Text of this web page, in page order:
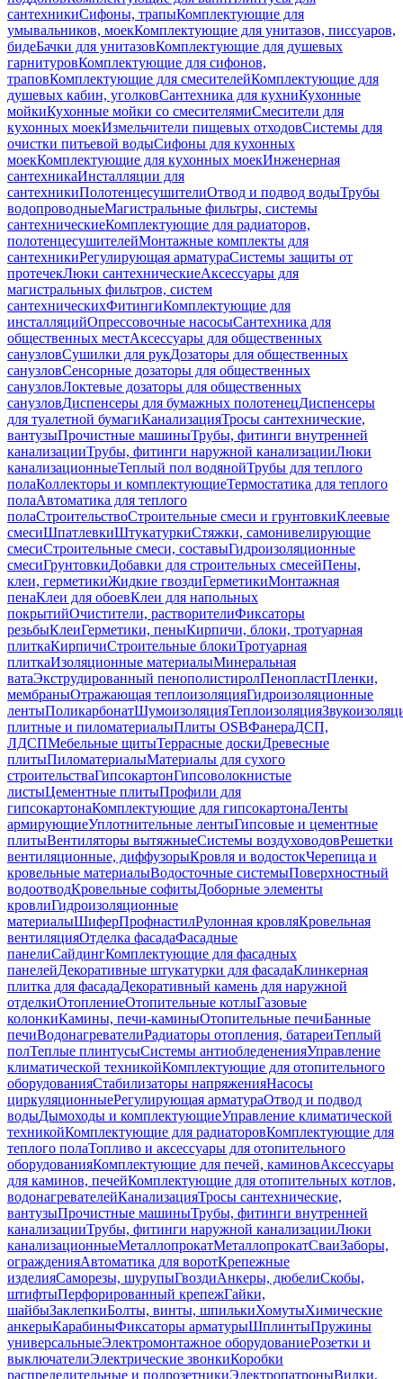
сантехникиСифоны, трапыКомплектующие для
умывальников, моекКомплектующие для унитазов, писсуаров,
бидеБачки для унитазовКомплектующие для душевых
гарнитуровКомплектующие для сифонов,
траповКомплектующие для смесителейКомплектующие для
душевых кабин, уголковСантехника для кухниКухонные
мойкиКухонные мойки со смесителямиСмесители для
кухонных моекИзмельчители пищевых отходовСистемы для
очистки питьевой водыСифоны для кухонных
моекКомплектующие для кухонных моекИнженерная
сантехникаИнсталляции для
сантехникиПолотенцесушителиОтвод и подвод водыТрубы
водопроводныеМагистральные фильтры, системы
сантехническиеКомплектующие для радиаторов,
полотенцесушителейМонтажные комплекты для
сантехникиРегулирующая арматураСистемы защиты от
протечекЛюки сантехническиеАксессуары для
магистральных фильтров, систем
сантехническихФитингиКомплектующие для
инсталляцийОпрессовочные насосыСантехника для
общественных местАксессуары для общественных
санузловСушилки для рукДозаторы для общественных
санузловСенсорные дозаторы для общественных
санузловЛоктевые дозаторы для общественных
санузловДиспенсеры для бумажных полотенецДиспенсеры
для туалетной бумагиКанализацияТросы сантехнические,
вантузыПрочистные машиныТрубы, фитинги внутренней
канализацииТрубы, фитинги наружной канализацииЛюки
канализационныеТеплый пол водянойТрубы для теплого
полаКоллекторы и комплектующиеТермостатика для теплого
полаАвтоматика для теплого
полаСтроительствоСтроительные смеси и грунтовкиКлеевые
смесиШпатлевкиШтукатуркиСтяжки, самонивелирующие
смесиСтроительные смеси, составыГидроизоляционные
смесиГрунтовкиДобавки для строительных смесейПены,
клеи, герметикиЖидкие гвоздиГерметикиМонтажная
пенаКлеи для обоевКлеи для напольных
покрытийОчистители, растворителиФиксаторы
резьбыКлеиГерметики, пеныКирпичи, блоки, тротуарная
плиткаКирпичиСтроительные блокиТротуарная
плиткаИзоляционные материалыМинеральная
ватаЭкструдированный пенополистиролПенопластПленки,
мембраныОтражающая теплоизоляцияГидроизоляционные
лентыПоликарбонатШумоизоляцияТеплоизоляция
плитные и пиломатериалыПлиты OSBФанераДСП,
ЛДСПМебельные щитыТеррасные доскиДревесные
плитыПиломатериалыМатериалы для сухого
строительстваГипсокартонГипсоволокнистые
листыЦементные плитыПрофили для
гипсокартонаКомплектующие для гипсокартонаЛенты
армирующиеУплотнительные лентыГипсовые и цементные
плитыВентиляторы вытяжныеСистемы воздуховодовРешетки
вентиляционные, диффузорыКровля и водостокЧерепица и
кровельные материалыВодосточные системыПоверхностный
водоотводКровельные софитыДоборные элементы
кровлиГидроизоляционные
материалыШиферПрофнастилРулонная кровляКровельная
вентиляцияОтделка фасадаФасадные
панелиСайдингКомплектующие для фасадных
панелейДекоративные штукатурки для фасадаКлинкерная
плитка для фасадаДекоративный камень для наружной
отделкиОтоплениеОтопительные котлыГазовые
колонкиКамины, печи-каминыОтопительные печиБанные
печиВодонагревателиРадиаторы отопления, батареиТеплый
полТеплые плинтусыСистемы антиобледененияУправление
климатической техникойКомплектующие для отопительного
оборудованияСтабилизаторы напряженияНасосы
циркуляционныеРегулирующая арматураОтвод и подвод
водыДымоходы и комплектующиеУправление климатической
техникойКомплектующие для радиаторовКомплектующие для
теплого полаТопливо и аксессуары для отопительного
оборудованияКомплектующие для печей, каминовАксессуары
для каминов, печейКомплектующие для отопительных котлов,
водонагревателейКанализацияТросы сантехнические,
вантузыПрочистные машиныТрубы, фитинги внутренней
канализацииТрубы, фитинги наружной канализацииЛюки
канализационныеМеталлопрокатМеталлопрокатСваиЗаборы,
огражденияАвтоматика для воротКрепежные
изделияСаморезы, шурупыГвоздиАнкеры, дюбелиСкобы,
штифтыПерфорированный крепежГайки,
шайбыЗаклепкиБолты, винты, шпилькиХомутыХимические
анкерыКарабиныФиксаторы арматурыШплинтыПружины
универсальныеЭлектромонтажное оборудованиеРозетки и
выключателиЭлектрические звонкиКоробки
распределительные и подрозетникиЭлектропатроныВилки,